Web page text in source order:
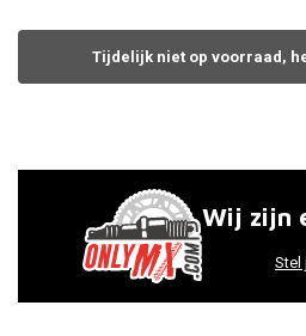
Tijdelijk niet op voorraad,
Wij zijn
Stel